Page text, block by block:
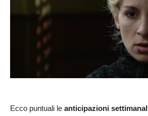
Ecco puntuali le anticipazioni